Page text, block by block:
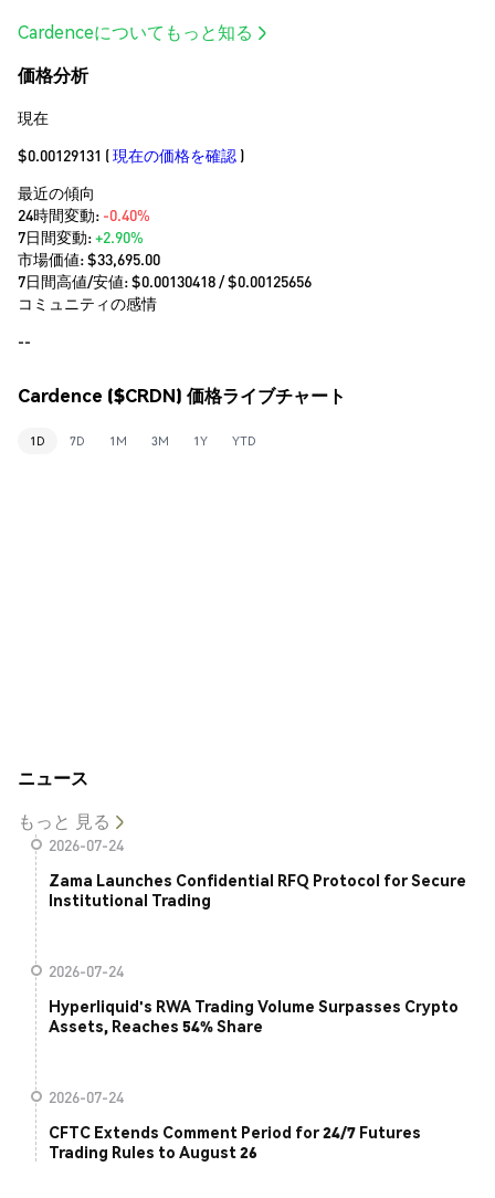
Cardenceについてもっと知る
価格分析
現在
$0.00129131 (現在の価格を確認 )
最近の傾向
24時間変動: -0.40%
7日間変動:+2.90%
市場価値:$33,695.00
7日間高値/安値: $0.00130418/ $0.00125656
コミュニティの感情
--
Cardence ($CRDN) 価格ライブチャート
1D 7D 1M 3M 1Y YTD
ニュース
もっと 見る
2026-07-24
Zama Launches Confidential RFQ Protocol for Secure
Institutional Trading
2026-07-24
Hyperliquid's RWA Trading Volume Surpasses Crypto
Assets, Reaches 54% Share
2026-07-24
CFTC Extends Comment Period for 24/7 Futures
Trading Rules to August 26